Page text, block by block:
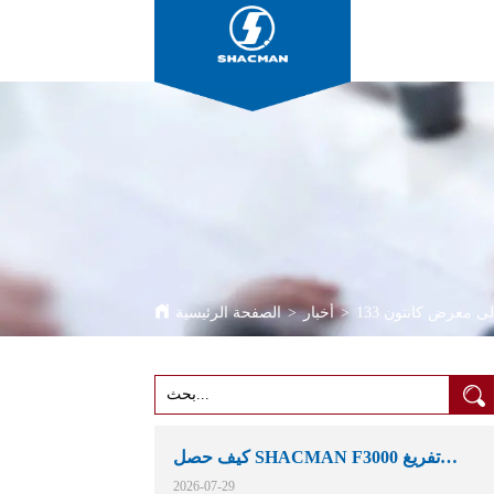
الصفحة الرئيسية > أخبار > كانتون 133
كيف حصل SHACMAN F3000 تفريغ
الشاحنات مكانهم في التعدين الأفريقية
2026-07-29